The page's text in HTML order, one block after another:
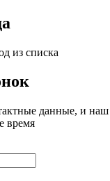
из списка
данные, и
время